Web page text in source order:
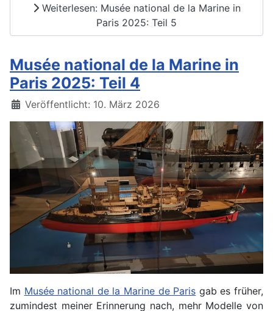
Weiterlesen: Musée national de la Marine in
Paris 2025: Teil 5
Musée national de la Marine in
Paris 2025: Teil 4
Details
Veröffentlicht: 10. März 2026
Im Musée national de la Marine de Paris gab es früher,
zumindest meiner Erinnerung nach, mehr Modelle von